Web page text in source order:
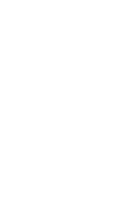
Mit dem
Schutzglas
das Glas
unserem Second
Schutz für dein
bleibt